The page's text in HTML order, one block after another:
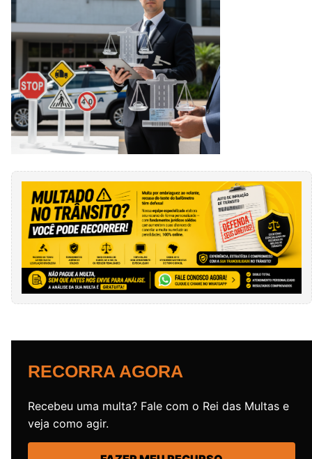
RECORRA AGORA
Recebeu uma multa? Fale com o Rei das Multas e
veja como agir.